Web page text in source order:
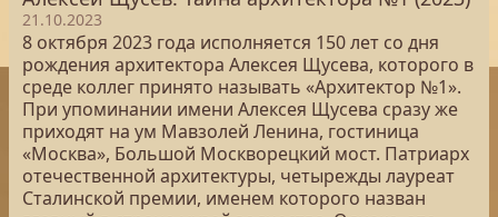
21.10.2023
8 октября 2023 года исполняется 150 лет со дня
рождения архитектора Алексея Щусева, которого в
среде коллег принято называть «Архитектор №1».
При упоминании имени Алексея Щусева сразу же
приходят на ум Мавзолей Ленина, гостиница
«Москва», Большой Москворецкий мост. Патриарх
отечественной архитектуры, четырежды лауреат
Сталинской премии, именем которого назван